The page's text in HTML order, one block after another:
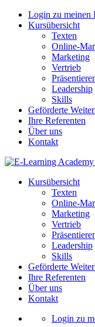
Login zu meinen
Kursübersicht
Texten
Online-
Marketing
Vertrieb
Leadership
Skills
Geförderte
Ihre Referenten
Über uns
Kontakt
Kursübersicht
Texten
Online-
Marketing
Vertrieb
Leadership
Skills
Geförderte
Ihre Referenten
Über uns
Kontakt
Login zu